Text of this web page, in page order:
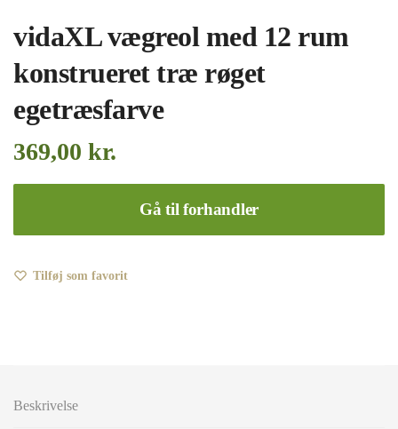
vidaXL vægreol med 12 rum
konstrueret træ røget
egetræsfarve
369,00 kr.
Gå til forhandler
Tilføj som favorit
Beskrivelse